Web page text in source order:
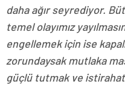
daha ağır seyrediyor.
temel olayımız
engellemek için ise
zorundaysak mutlaka
güçlü tutmak ve